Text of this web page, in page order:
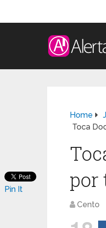
Home
Toca
por
Cento
Pin It